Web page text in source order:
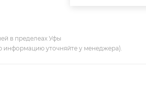
в пределеах Уфы
информацию уточняйте у менеджера).